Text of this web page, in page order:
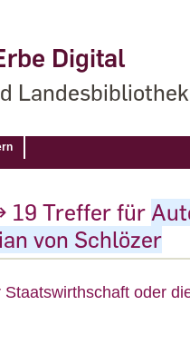
Digital
19 Treffer für
von Schlözer
oder